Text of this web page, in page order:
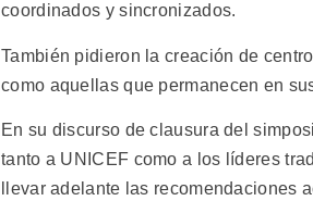
coordinados y sincronizados.
También pidieron la creación de
como aquellas que permanecen en
En su discurso de clausura del
tanto a UNICEF como a los líderes
llevar adelante las recomendaciones